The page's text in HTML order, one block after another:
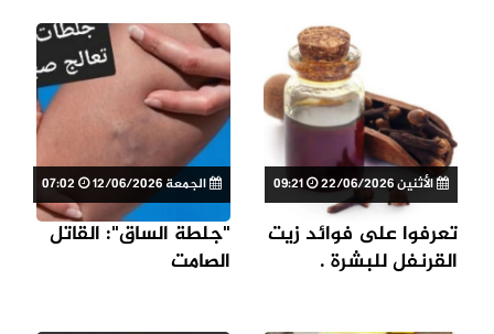
الأثنين 22/06/2026 09:21
تعرفوا على فوائد زيت
القرنفل للبشرة .
الجمعة 12/06/2026
"جلطة الساق": القاتل
الصامت